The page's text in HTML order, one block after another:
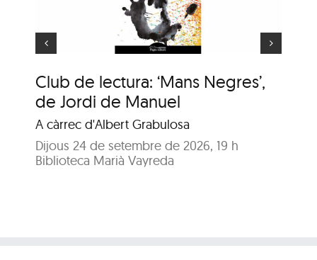
Club de lectura: ‘Mans Negres’,
de Jordi de Manuel
A càrrec d'Albert Grabulosa
Dijous 24 de setembre de 2026, 19 h
Biblioteca Marià Vayreda